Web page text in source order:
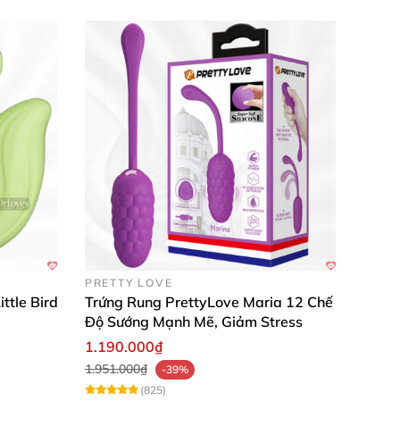
Bird
PRETTY LOVE
Trứng Rung PrettyLove Maria 12 Chế
Độ Sướng Mạnh Mẽ, Giảm Stress
1.190.000₫
1.951.000₫
-39%
(825)